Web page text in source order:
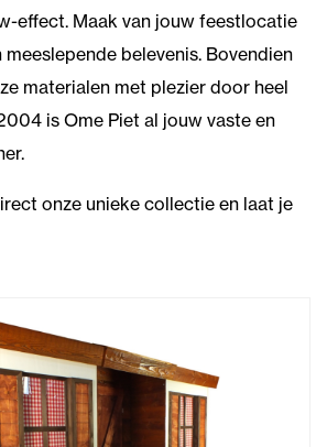
effect. Maak van jouw feestlocatie
belevenis. Bovendien
materialen met plezier door heel
is Ome Piet al jouw vaste en
onze unieke collectie en laat je